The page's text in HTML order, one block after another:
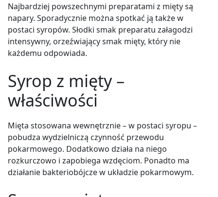
Najbardziej powszechnymi preparatami z mięty są
napary. Sporadycznie można spotkać ją także w
postaci syropów. Słodki smak preparatu załagodzi
intensywny, orzeźwiający smak mięty, który nie
każdemu odpowiada.
Syrop z mięty –
właściwości
Mięta stosowana wewnętrznie – w postaci syropu –
pobudza wydzielniczą czynność przewodu
pokarmowego. Dodatkowo działa na niego
rozkurczowo i zapobiega wzdęciom. Ponadto ma
działanie bakteriobójcze w układzie pokarmowym.